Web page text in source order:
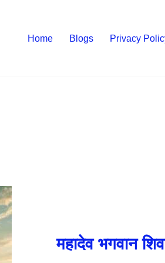
Home Blogs Privacy
महादेव भगवान